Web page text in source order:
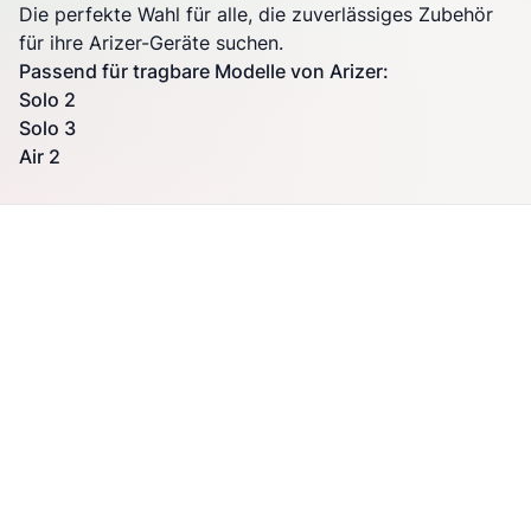
Die perfekte Wahl für alle, die zuverlässiges Zubehör
für ihre Arizer-Geräte suchen.
Passend für tragbare Modelle von Arizer:
Solo 2
Solo 3
Air 2